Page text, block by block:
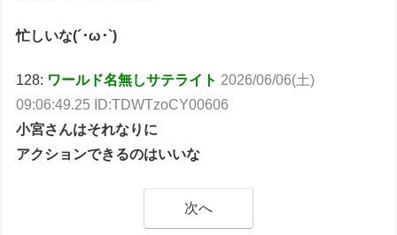
忙しいな(´･ω･`)
128: ワールド名無しサテライト 2026/06/06(土)
09:06:49.25 ID:TDWTzoCY00606
小宮さんはそれなりに
アクションできるのはいいな
次へ